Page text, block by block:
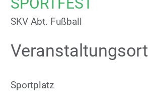
SKV Abt. Fußball
Veranstaltungsort
Sportplatz